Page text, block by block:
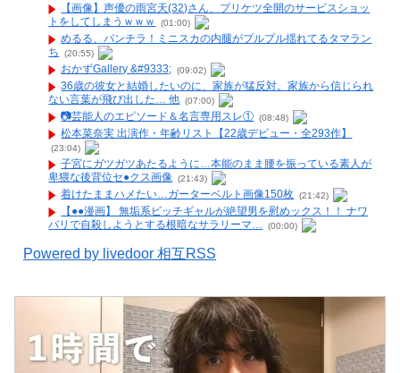
【画像】声優の雨宮天(32)さん、プリケツ全開のサービスショッ
トをしてしまうｗｗｗ
(01:00)
めるる、パンチラ！ミニスカの内腿がプルプル揺れてるタマラン
ち
(20:55)
おかずGallery &#9333; (09:02)
36歳の彼女と結婚したいのに、家族が猛反対。家族から信じられ
ない言葉が飛び出した… 他 (07:00)
📷️芸能人のエピソード＆名言専用スレ① (08:48)
松本菜奈実 出演作・年齢リスト【22歳デビュー・全293作】
(23:04)
子宮にガツガツあたるように…本能のまま腰を振っている素人が
卑猥な後背位セ●クス画像 (21:43)
着けたままハメたい…ガーターベルト画像150枚 (21:42)
【●●漫画】 無垢系ビッチギャルが絶望男を慰めックス！！ ナワ
バリで自殺しようとする根暗なサラリーマ…
(00:00)
Powered by livedoor 相互RSS